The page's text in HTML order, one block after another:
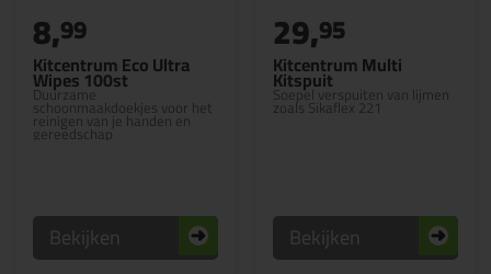
Kitcentrum Eco Ultra
Wipes 100st
Duurzame
schoonmaakdoekjes voor het
reinigen van je handen en
gereedschap
8,99
Bekijken
Kitcentrum Multi
Kitspuit
Soepel verspuiten van lijmen
zoals Sikaflex 221
29,95
Bekijken